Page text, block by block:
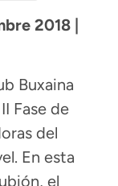
2018 |
Buxaina
Fase de
del
En esta
el